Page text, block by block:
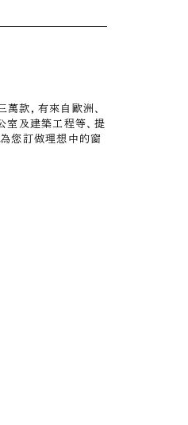
款，有來自歐洲、
室及建築工程等、提
您訂做理想中的窗